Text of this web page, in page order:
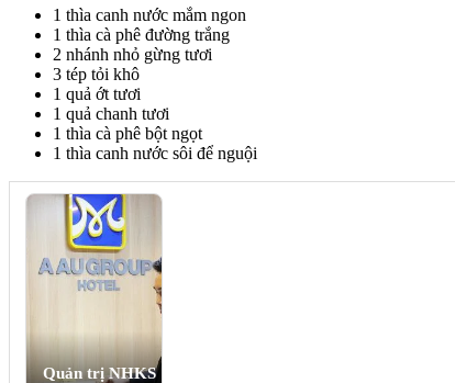
1 thìa canh nước mắm ngon
1 thìa cà phê đường trắng
2 nhánh nhỏ gừng tươi
3 tép tỏi khô
1 quả ớt tươi
1 quả chanh tươi
1 thìa cà phê bột ngọt
1 thìa canh nước sôi để nguội
Quản trị NHKS